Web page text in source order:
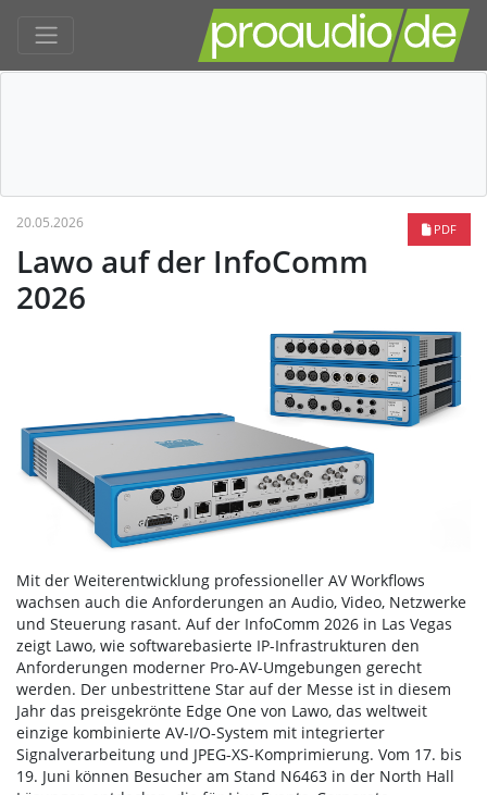
PDF
20.05.2026
Lawo auf der InfoComm
2026
Mit der Weiterentwicklung professioneller AV Workflows
wachsen auch die Anforderungen an Audio, Video, Netzwerke
und Steuerung rasant. Auf der InfoComm 2026 in Las Vegas
zeigt Lawo, wie softwarebasierte IP-Infrastrukturen den
Anforderungen moderner Pro-AV-Umgebungen gerecht
werden. Der unbestrittene Star auf der Messe ist in diesem
Jahr das preisgekrönte Edge One von Lawo, das weltweit
einzige kombinierte AV-I/O-System mit integrierter
Signalverarbeitung und JPEG-XS-Komprimierung. Vom 17. bis
19. Juni können Besucher am Stand N6463 in der North Hall